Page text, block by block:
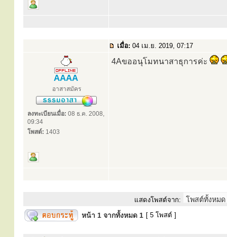
เมื่อ: 04 เม.ย. 2019, 07:17
AAAA
อาสาสมัคร
ลงทะเบียนเมื่อ: 08 ธ.ค. 2008,
09:34
โพสต์: 1403
4Aขออนุโมทนาสาธุการค่ะ
แสดงโพสต์จาก:
หน้า 1 จากทั้งหมด 1 [ 5 โพสต์ ]